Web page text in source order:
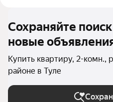
Сохраняйте
новые
Купить квартиру, 2-комн.,
районе в Туле